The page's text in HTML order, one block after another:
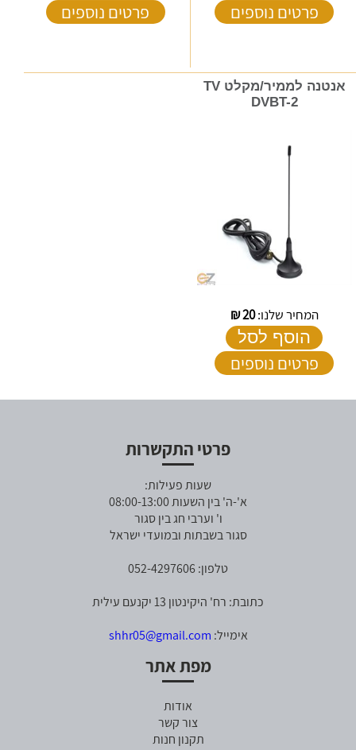
פרטים נוספים פרטים נוספים
אנטנה לממיר/מקלט TV
DVBT-2
המחיר שלנו:20
₪
הוסף לסל
פרטים נוספים
פרטי התקשרות
שעות פעילות:
א'-ה' בין השעות 08:00-13:00
ו' וערבי חג בין סגור
סגור בשבתות ובמועדי ישראל
טלפון: 052-4297606
כתובת: רח' היקינטון 13 יקנעם עילית
אימייל: shhr05@gmail.com
מפת אתר
אודות
צור קשר
תקנון חנות